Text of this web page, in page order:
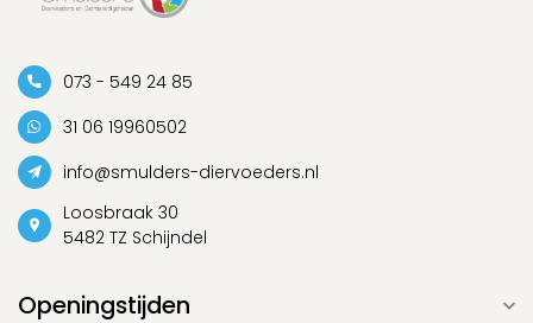
073 - 549 24 85
31 06 19960502
info@smulders-diervoeders.nl
Loosbraak 30
5482 TZ Schijndel
Openingstijden